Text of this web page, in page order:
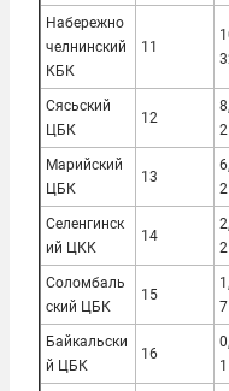
Набережно
челнинский
КБК
11
Сясьский
ЦБК
12
2
Марийский
ЦБК
13
2
Селенгинск
ий ЦКК
14
2
Соломбаль
ский ЦБК
15
7
Байкальски
й ЦБК
16
1